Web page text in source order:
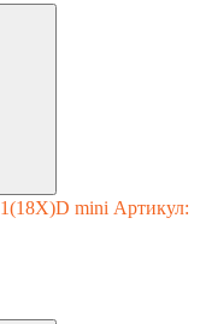
mini Артикул: